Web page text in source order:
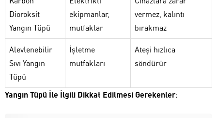
Dioroksit
Yangın Tüpü
ekipmanlar,
mutfaklar
vermez, kalıntı
bırakmaz
Alevlenebilir
Sıvı Yangın
Tüpü
İşletme
mutfakları
Ateşi hızlıca
söndürür
Yangın Tüpü İle İlgili Dikkat Edilmesi Gerekenler: